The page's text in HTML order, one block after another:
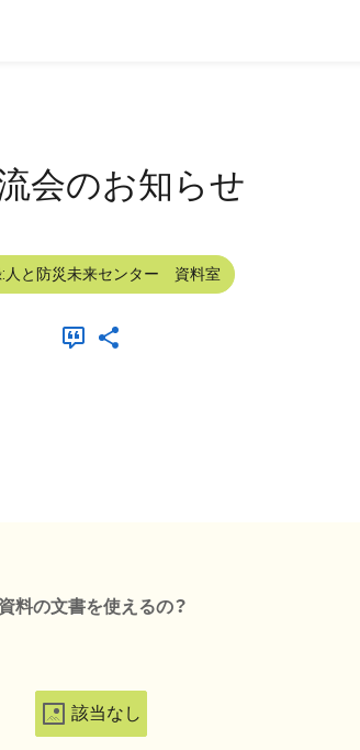
会のお知らせ
:人と防災未来センター 資料室
料の文書を使えるの？
該当なし